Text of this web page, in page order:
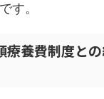
す。
療養費制度と